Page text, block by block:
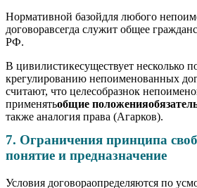
Нормативной базойдля любого
договоравсегда служит общее
РФ.
В цивилистикесуществует несколько
крегулированию непоименованных
считают, что целесобразнок
применятьобщие
также аналогия права (Агарков).
7. Ограничения принципа
понятие и предназначение
Условия договораопределяются по